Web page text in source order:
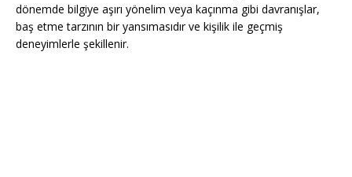
dönemde bilgiye aşırı yönelim veya kaçınma gibi davranışlar,
baş etme tarzının bir yansımasıdır ve kişilik ile geçmiş
deneyimlerle şekillenir.